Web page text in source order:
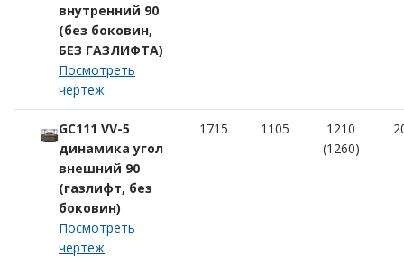
внутренний 90
(без боковин,
БЕЗ ГАЗЛИФТА)
Посмотреть
чертеж
GC111 VV-5
динамика угол
внешний 90
(газлифт, без
боковин)
Посмотреть
чертеж
1715 1105
1210
(1260)